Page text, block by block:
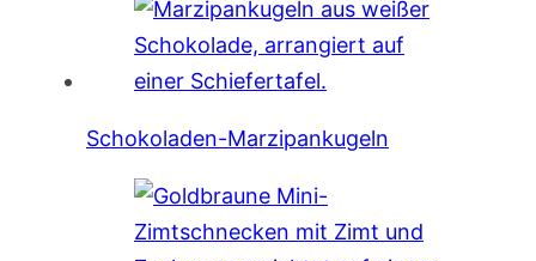
Schokoladen-Marzipankugeln